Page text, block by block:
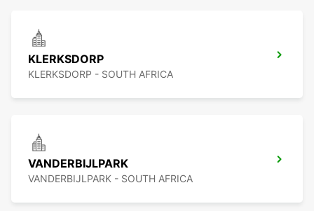
KLERKSDORP
KLERKSDORP - SOUTH AFRICA
VANDERBIJLPARK
VANDERBIJLPARK - SOUTH AFRICA